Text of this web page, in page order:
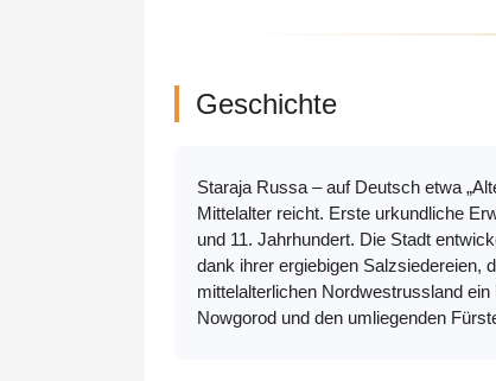
Geschichte
Staraja Russa – auf Deutsch etwa
Mittelalter reicht. Erste urkundliche
und 11. Jahrhundert. Die Stadt
dank ihrer ergiebigen Salzsiedereien,
mittelalterlichen Nordwestrussland
Nowgorod und den umliegenden